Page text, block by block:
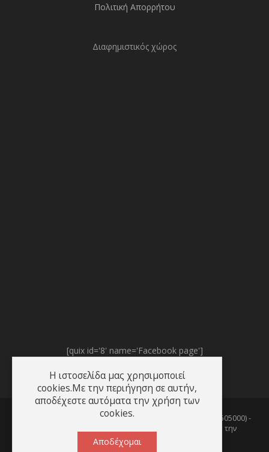
Πολιτική Απορρήτου
Διαφημιστικός χώρος
[quix id='8' name='Facebook page']
InfoGate Technologies
(Αρ. Γ.Ε.Μ.Η. : 37870505000) -
Δημιουργήθηκε, φιλοξενείται και υποστηρίζεται από την
Freespirits.gr
Η ιστοσελίδα μας χρησιμοποιεί
cookies.Με την περιήγηση σε αυτήν,
αποδέχεστε αυτόματα την χρήση των
cookies.
Αποδέχομαι